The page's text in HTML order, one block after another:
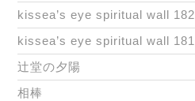
kissea’s eye spiritual wall 182
kissea’s eye spiritual wall 181
辻堂の夕陽
相棒